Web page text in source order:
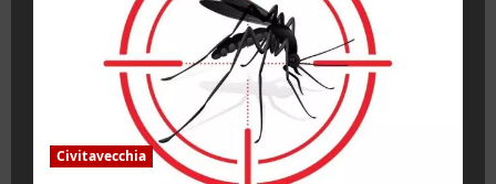
Civitavecchia